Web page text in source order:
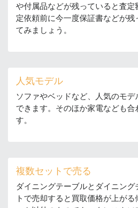
や付属品などが残っていると査定
定依頼前に今一度保証書などが残
てみましょう。
人気モデル
ソファやベッドなど、人気のモ
できます。そのほか家電なども
す。
複数セットで売る
ダイニングテーブルとダイニン
トで売却すると買取価格が上が